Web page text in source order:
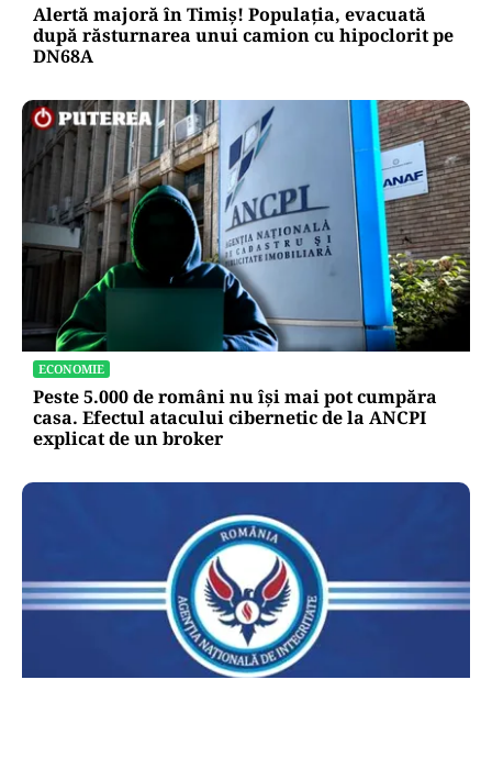
Alertă majoră în Timiș! Populația, evacuată
după răsturnarea unui camion cu hipoclorit pe
DN68A
ECONOMIE
Peste 5.000 de români nu își mai pot cumpăra
casa. Efectul atacului cibernetic de la ANCPI
explicat de un broker